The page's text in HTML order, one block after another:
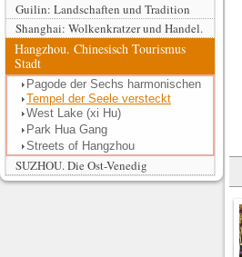
Guilin: Landschaften und Tradition
Shanghai: Wolkenkratzer und Handel.
Hangzhou. Chinesisch Tourismus
Stadt
Pagode der Sechs harmonischen
Tempel der Seele versteckt
West Lake (xi Hu)
Park Hua Gang
Streets of Hangzhou
SUZHOU. Die Ost-Venedig